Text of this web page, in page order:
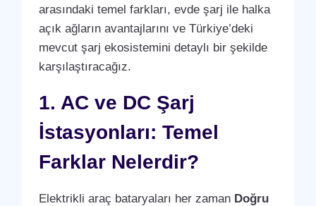
arasındaki temel farkları, evde şarj ile halka
açık ağların avantajlarını ve Türkiye’deki
mevcut şarj ekosistemini detaylı bir şekilde
karşılaştıracağız.
1. AC ve DC Şarj
İstasyonları: Temel
Farklar Nelerdir?
Elektrikli araç bataryaları her zaman Doğru